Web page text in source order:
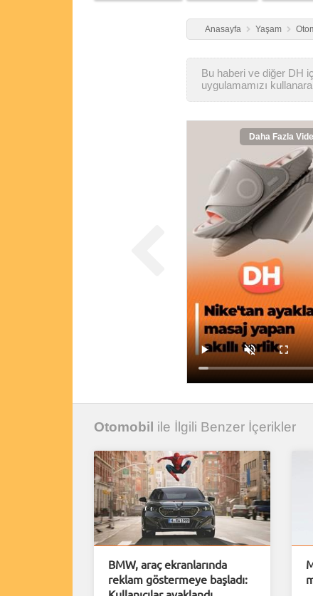
Anasayfa Yaşam
Bu haberi ve diğer DH
uygulamamızı
Daha Fazla
Otomobil ile İlgili Benzer İçerikler
BMW, araç ekranlarında
reklam göstermeye başladı: